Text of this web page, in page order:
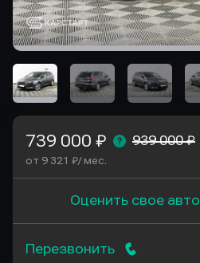
739 000 ₽ 939 000 ₽
от 9 321 ₽/ мес.
Оценить свое авто
Перезвонить